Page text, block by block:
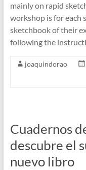
mainly on rapid
workshop is for each
sketchbook of their
following the
joaquindorao
Cuadernos
descubre el
nuevo libro